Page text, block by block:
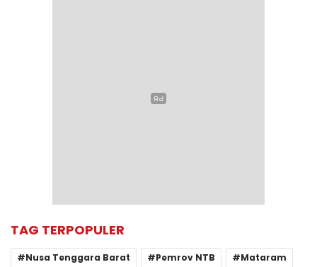
TAG TERPOPULER
Nusa Tenggara Barat Pemrov NTB
Mataram